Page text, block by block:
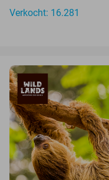
Verkocht: 16.281